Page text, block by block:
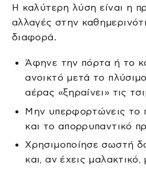
Η καλύτερη λύση είναι η
αλλαγές στην
διαφορά.
Άφηνε την πόρτα ή το
ανοικτό μετά το
αέρας «ξηραίνει» τις
Μην υπερφορτώνεις το
και το απορρυπαντικό
Χρησιμοποίησε σωστή
και, αν έχεις